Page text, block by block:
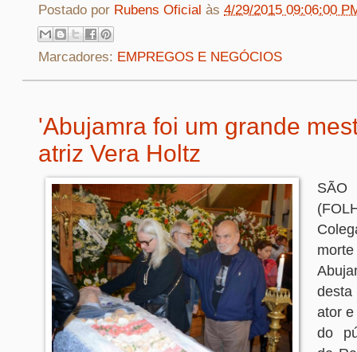
Postado por Rubens Oficial às 4/29/2015 09:06:00
Marcadores: EMPREGOS E NEGÓCIOS
'Abujamra foi um grande
atriz Vera Holtz
desta
ator
do